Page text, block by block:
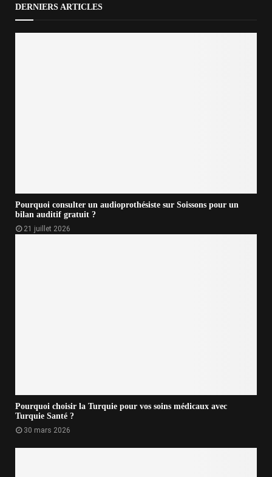
DERNIERS ARTICLES
Pourquoi consulter un audioprothésiste sur Soissons pour un
bilan auditif gratuit ?
21 juillet 2026
Pourquoi choisir la Turquie pour vos soins médicaux avec
Turquie Santé ?
30 mars 2026